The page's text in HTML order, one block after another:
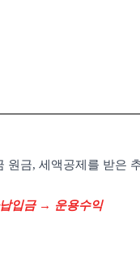
금, 세액공제를 받은
입금 → 운용수익